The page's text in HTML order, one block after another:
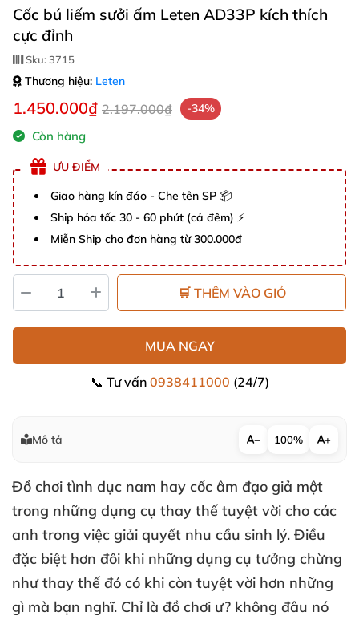
Cốc bú liếm sưởi ấm Leten AD33P kích thích
cực đỉnh
Sku:3715
Thương hiệu: Leten
1.450.000₫ 2.197.000₫ -34%
Còn hàng
ƯU ĐIỂM
Giao hàng kín đáo - Che tên SP 📦
Ship hỏa tốc 30 - 60 phút (cả đêm) ⚡
Miễn Ship cho đơn hàng từ 300.000đ
🛒 THÊM VÀO GIỎ
MUA NGAY
📞 Tư vấn 0938411000 (24/7)
Mô tả − 100% +
Đồ chơi tình dục nam hay cốc âm đạo giả một
trong những dụng cụ thay thế tuyệt vời cho các
anh trong việc giải quyết nhu cầu sinh lý. Điều
đặc biệt hơn đôi khi những dụng cụ tưởng chừng
như thay thế đó có khi còn tuyệt vời hơn những
gì mà bạn nghĩ. Chỉ là đồ chơi ư? không đâu nó